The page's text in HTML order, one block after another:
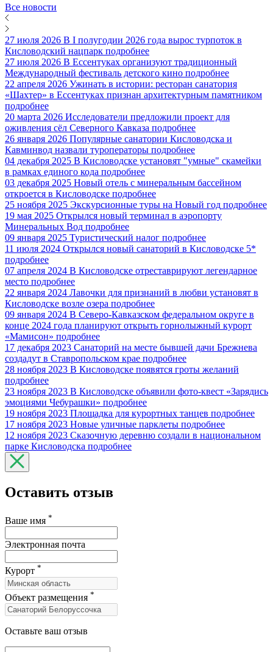
Все новости
27 июля 2026 В I полугодии 2026 года вырос турпоток в
Кисловодский нацпарк подробнее
27 июля 2026 В Ессентуках организуют традиционный
Международный фестиваль детского кино подробнее
22 апреля 2026 Ужинать в истории: ресторан санатория
«Шахтер» в Ессентуках признан архитектурным памятником
подробнее
20 марта 2026 Исследователи предложили проект для
оживления сёл Северного Кавказа подробнее
26 января 2026 Популярные санатории Кисловодска и
Кавминвод назвали туроператоры подробнее
04 декабря 2025 В Кисловодске установят "умные" скамейки
в рамках единого кода подробнее
03 декабря 2025 Новый отель с минеральным бассейном
откроется в Кисловодске подробнее
25 ноября 2025 Экскурсионные туры на Новый год подробнее
19 мая 2025 Открылся новый терминал в аэропорту
Минеральных Вод подробнее
09 января 2025 Туристический налог подробнее
11 июля 2024 Открылся новый санаторий в Кисловодске 5*
подробнее
07 апреля 2024 В Кисловодске отреставрируют легендарное
место подробнее
22 января 2024 Лавочки для признаний в любви установят в
Кисловодске возле озера подробнее
09 января 2024 В Северо-Кавказском федеральном округе в
конце 2024 года планируют открыть горнолыжный курорт
«Мамисон» подробнее
17 декабря 2023 Санаторий на месте бывшей дачи Брежнева
создадут в Ставропольском крае подробнее
28 ноября 2023 В Кисловодске появятся гроты желаний
подробнее
23 ноября 2023 В Кисловодске объявили фото-квест «Зарядись
эмоциями Чебурашки» подробнее
19 ноября 2023 Площадка для курортных танцев подробнее
17 ноября 2023 Новые уличные парклеты подробнее
12 ноября 2023 Сказочную деревню создали в национальном
парке Кисловодска подробнее
Оставить отзыв
Ваше имя *
Электронная почта
Курорт *
Объект размещения *
Оставьте ваш отзыв